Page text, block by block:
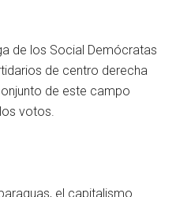
de los Social Demócratas
de centro derecha
de este campo
votos.
el capitalismo